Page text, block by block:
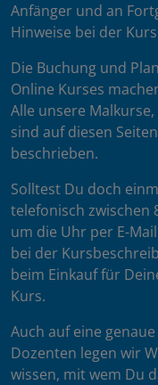
Anfänger und an
Hinweise bei der
Die Buchung und
Online Kurses
Alle unsere
sind auf diesen
beschrieben.
Solltest Du doch
telefonisch zwischen
um die Uhr per E-
bei der
beim Einkauf für
Kurs.
Auch auf eine
Dozenten legen wir
wissen, mit wem Du